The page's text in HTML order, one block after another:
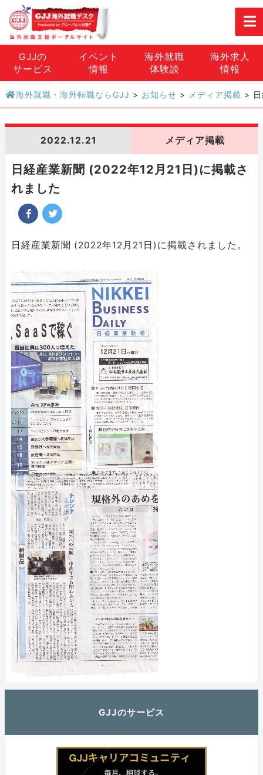
GJJの
サービス
イベント
情報
海外就職
体験談
海外求人
情報
海外就職・海外転職ならGJJ > お知らせ > メディア掲載 >
2022.12.21 メディア掲載
日経産業新聞 (2022年12月21日)に掲載さ
れました
日経産業新聞 (2022年12月21日)に掲載されました。
GJJのサービス